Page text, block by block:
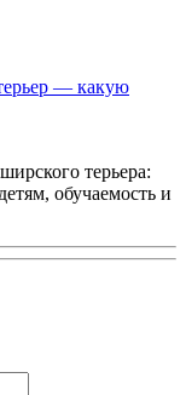
— какую
терьера:
обучаемость и